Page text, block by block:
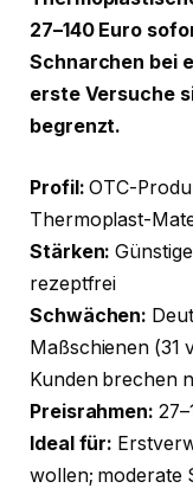
27–140 Euro
Schnarchen bei
erste Versuche
begrenzt.
Profil: OTC-
Thermoplast-
Stärken:
rezeptfrei
Schwächen:
Maßschienen (31
Kunden brechen
Preisrahmen:
Ideal für:
wollen; moderate